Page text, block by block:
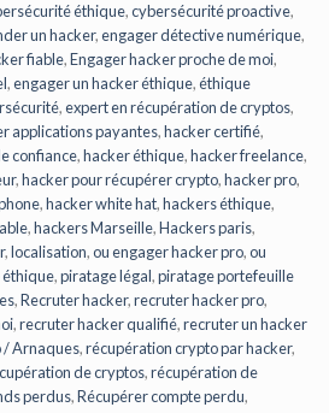
éthique,cybersécurité proactive,
un hacker,engager détective numérique,
fiable,Engager hacker proche de moi,
,engager un hacker éthique,éthique
,expert en récupération de cryptos,
applications payantes,hacker certifié,
confiance,hacker éthique,hacker freelance,
,hacker pour récupérer crypto,hacker pro,
,hacker white hat,hackers éthique,
,hackers Marseille,Hackers paris,
,localisation,ou engager hacker pro,ou
,piratage légal,piratage portefeuille
,Recruter hacker,recruter hacker pro,
,recruter hacker qualifié,recruter un hacker
/ Arnaques,récupération crypto par hacker,
de cryptos,récupération de
perdus,Récupérer compte perdu,